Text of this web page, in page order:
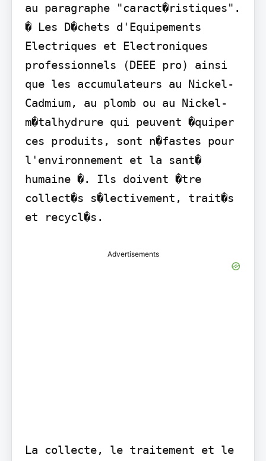
au paragraphe "caract�ristiques".
� Les D�chets d'Equipements
Electriques et Electroniques
professionnels (DEEE pro) ainsi
que les accumulateurs au Nickel-
Cadmium, au plomb ou au Nickel-
m�talhydrure qui peuvent �quiper
ces produits, sont n�fastes pour
l'environnement et la sant�
humaine �. Ils doivent �tre
collect�s s�lectivement, trait�s
et recycl�s.
Advertisements
La collecte, le traitement et le